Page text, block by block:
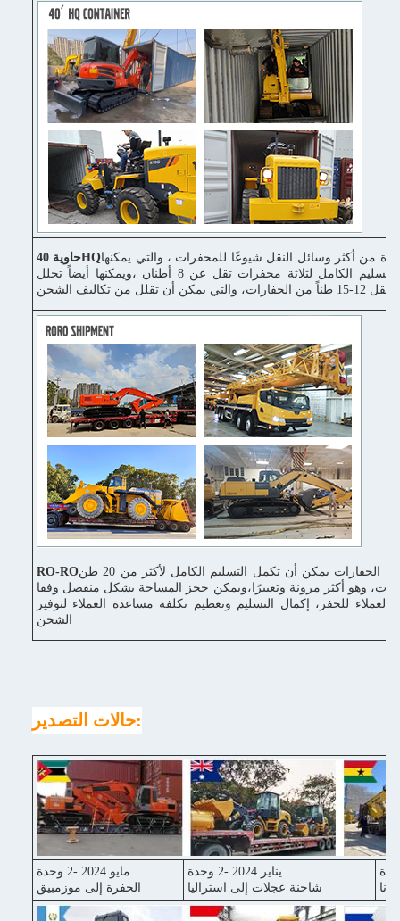
حاوية 40HQمن أكثر وسائل النقل شيوعًا للمحفرات ، والتي يمكنها
إكمال التسليم الكامل لثلاثة محفرات تقل عن 8 أطنان ،ويمكنها أيضاً تحلل
ونقل 12-15 طناً من الحفارات، والتي يمكن أن تقلل من تكاليف الشحن
RO-ROوسيلة نقل الحفارات يمكن أن تكمل التسليم الكامل لأكثر من 20 طن
وهو أكثر مرونة وتغييرًا،ويمكن حجز المساحة بشكل منفصل وفقا
العملاء للحفر، إكمال التسليم وتعظيم تكلفة مساعدة العملاء لتوفير
الشحن
حالات التصدير:
مايو 2024 -2 وحدة
الحفرة إلى موزمبيق
يناير 2024 -2 وحدة
شاحنة عجلات إلى استراليا